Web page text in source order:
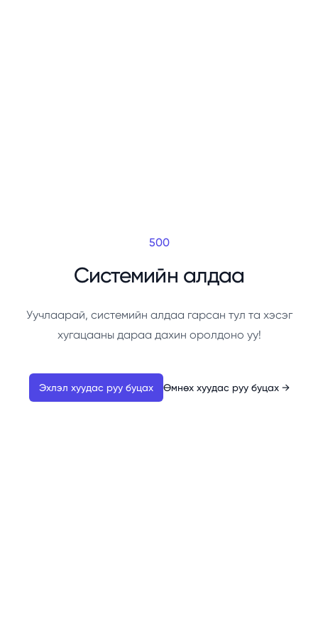
500
Системийн алдаа
Уучлаарай, системийн алдаа гарсан тул та хэсэг
хугацааны дараа дахин оролдоно уу!
Эхлэл хуудас руу буцах Өмнөх хуудас руу буцах →